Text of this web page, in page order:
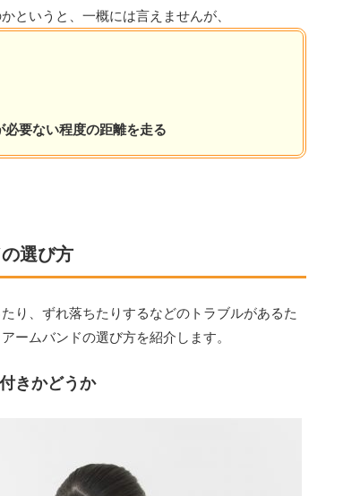
というと、一概には言えませんが、
必要ない程度の距離を走る
選び方
り、ずれ落ちたりするなどのトラブルがあるた
ームバンドの選び方を紹介します。
きかどうか